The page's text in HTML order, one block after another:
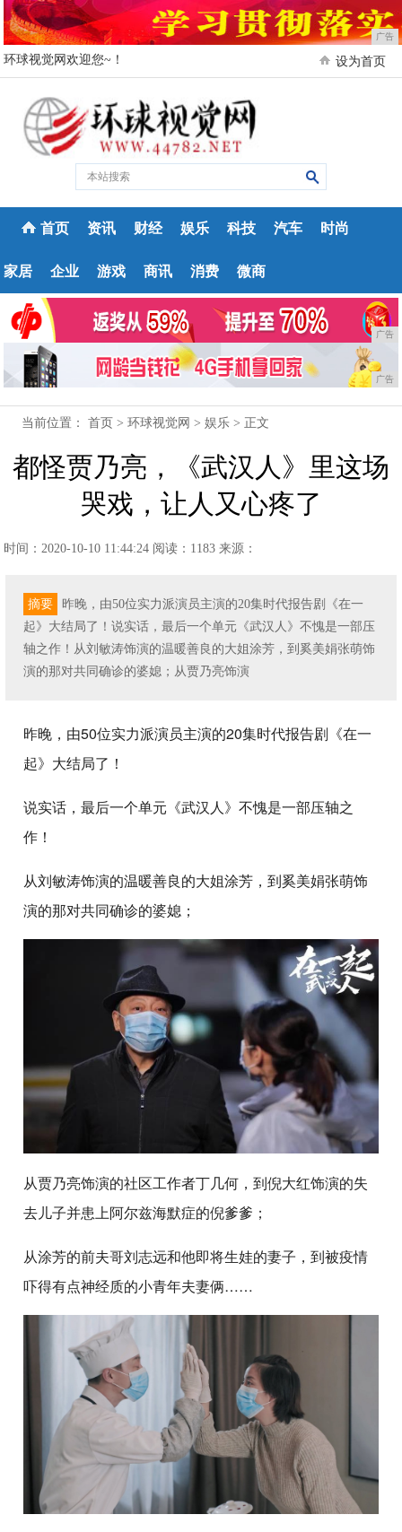
广告
环球视觉网欢迎您~！ 设为首页
首页 资讯 财经 娱乐 科技 汽车 时尚
家居 企业 游戏 商讯 消费 微商
广告
广告
当前位置：首页 >环球视觉网 >娱乐 > 正文
都怪贾乃亮，《武汉人》里这场
哭戏，让人又心疼了
时间：2020-10-10 11:44:24 阅读：1183 来源：
摘要
昨晚，由50位实力派演员主演的20集时代报告剧《在一
起》大结局了！说实话，最后一个单元《武汉人》不愧是一部压
轴之作！从刘敏涛饰演的温暖善良的大姐涂芳，到奚美娟张萌饰
演的那对共同确诊的婆媳；从贾乃亮饰演
昨晚，由50位实力派演员主演的20集时代报告剧《在一
起》大结局了！
说实话，最后一个单元《武汉人》不愧是一部压轴之
作！
从刘敏涛饰演的温暖善良的大姐涂芳，到奚美娟张萌饰
演的那对共同确诊的婆媳；
从贾乃亮饰演的社区工作者丁几何，到倪大红饰演的失
去儿子并患上阿尔兹海默症的倪爹爹；
从涂芳的前夫哥刘志远和他即将生娃的妻子，到被疫情
吓得有点神经质的小青年夫妻俩……